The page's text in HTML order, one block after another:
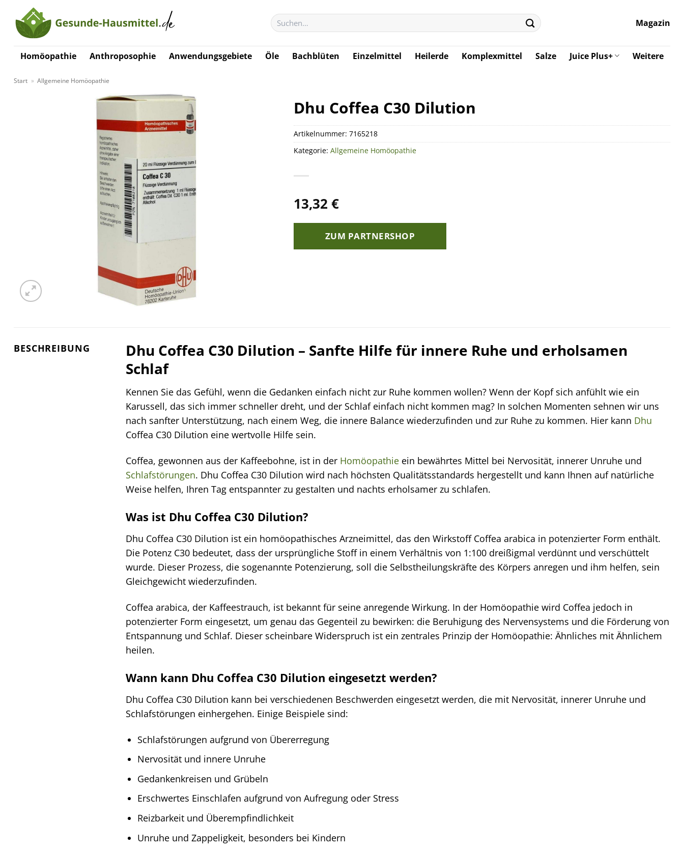
Inhalt
springen
Suchen
nach:
Magazin
Homöopathie Anthroposophie Anwendungsgebiete Öle Bachblüten Einzelmittel Heilerde Komplexmittel Salze Juice Plus+ Weitere
Start » Allgemeine Homöopathie
Dhu Coffea C30 Dilution
13,32 €
ZUM PARTNERSHOP
Artikelnummer: 7165218
Kategorie: Allgemeine Homöopathie
BESCHREIBUNG
Dhu Coffea C30 Dilution – Sanfte Hilfe für innere Ruhe und erholsamen
Schlaf
Kennen Sie das Gefühl, wenn die Gedanken einfach nicht zur Ruhe kommen wollen? Wenn der Kopf sich anfühlt wie ein
Karussell, das sich immer schneller dreht, und der Schlaf einfach nicht kommen mag? In solchen Momenten sehnen wir uns
nach sanfter Unterstützung, nach einem Weg, die innere Balance wiederzufinden und zur Ruhe zu kommen. Hier kann Dhu
Coffea C30 Dilution eine wertvolle Hilfe sein.
Coffea, gewonnen aus der Kaffeebohne, ist in der Homöopathie ein bewährtes Mittel bei Nervosität, innerer Unruhe und
Schlafstörungen. Dhu Coffea C30 Dilution wird nach höchsten Qualitätsstandards hergestellt und kann Ihnen auf natürliche
Weise helfen, Ihren Tag entspannter zu gestalten und nachts erholsamer zu schlafen.
Was ist Dhu Coffea C30 Dilution?
Dhu Coffea C30 Dilution ist ein homöopathisches Arzneimittel, das den Wirkstoff Coffea arabica in potenzierter Form enthält.
Die Potenz C30 bedeutet, dass der ursprüngliche Stoff in einem Verhältnis von 1:100 dreißigmal verdünnt und verschüttelt
wurde. Dieser Prozess, die sogenannte Potenzierung, soll die Selbstheilungskräfte des Körpers anregen und ihm helfen, sein
Gleichgewicht wiederzufinden.
Coffea arabica, der Kaffeestrauch, ist bekannt für seine anregende Wirkung. In der Homöopathie wird Coffea jedoch in
potenzierter Form eingesetzt, um genau das Gegenteil zu bewirken: die Beruhigung des Nervensystems und die Förderung von
Entspannung und Schlaf. Dieser scheinbare Widerspruch ist ein zentrales Prinzip der Homöopathie: Ähnliches mit Ähnlichem
heilen.
Wann kann Dhu Coffea C30 Dilution eingesetzt werden?
Dhu Coffea C30 Dilution kann bei verschiedenen Beschwerden eingesetzt werden, die mit Nervosität, innerer Unruhe und
Schlafstörungen einhergehen. Einige Beispiele sind:
Schlafstörungen aufgrund von Übererregung
Nervosität und innere Unruhe
Gedankenkreisen und Grübeln
Erschwertes Einschlafen aufgrund von Aufregung oder Stress
Reizbarkeit und Überempfindlichkeit
Unruhe und Zappeligkeit, besonders bei Kindern